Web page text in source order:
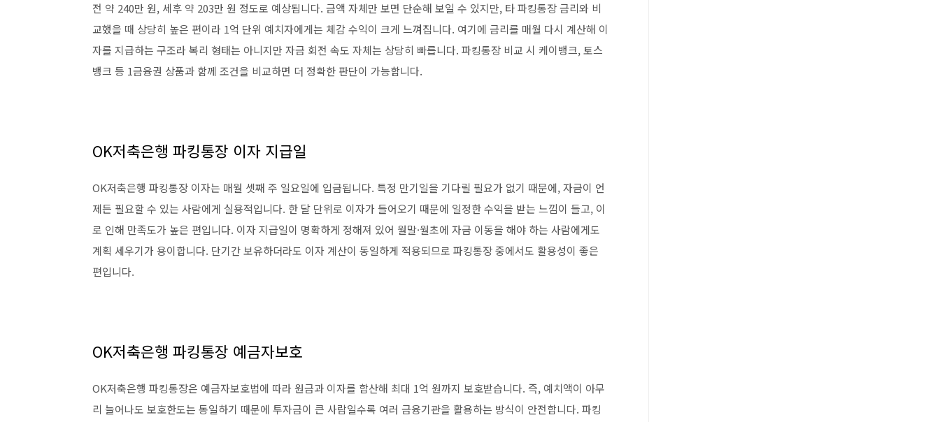
전 약 240만 원, 세후 약 203만 원 정도로 예상됩니다. 금액 자체만 보면 단순해 보일 수 있지만, 타 파킹통장 금리와 비
교했을 때 상당히 높은 편이라 1억 단위 예치자에게는 체감 수익이 크게 느껴집니다. 여기에 금리를 매월 다시 계산해 이
자를 지급하는 구조라 복리 형태는 아니지만 자금 회전 속도 자체는 상당히 빠릅니다. 파킹통장 비교 시 케이뱅크, 토스
뱅크 등 1금융권 상품과 함께 조건을 비교하면 더 정확한 판단이 가능합니다.
OK저축은행 파킹통장 이자 지급일
OK저축은행 파킹통장 이자는 매월 셋째 주 일요일에 입금됩니다. 특정 만기일을 기다릴 필요가 없기 때문에, 자금이 언
제든 필요할 수 있는 사람에게 실용적입니다. 한 달 단위로 이자가 들어오기 때문에 일정한 수익을 받는 느낌이 들고, 이
로 인해 만족도가 높은 편입니다. 이자 지급일이 명확하게 정해져 있어 월말·월초에 자금 이동을 해야 하는 사람에게도
계획 세우기가 용이합니다. 단기간 보유하더라도 이자 계산이 동일하게 적용되므로 파킹통장 중에서도 활용성이 좋은
편입니다.
OK저축은행 파킹통장 예금자보호
OK저축은행 파킹통장은 예금자보호법에 따라 원금과 이자를 합산해 최대 1억 원까지 보호받습니다. 즉, 예치액이 아무
리 늘어나도 보호한도는 동일하기 때문에 투자금이 큰 사람일수록 여러 금융기관을 활용하는 방식이 안전합니다. 파킹